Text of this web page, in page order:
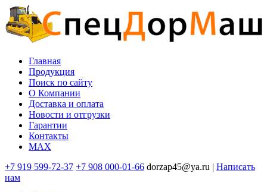
Перейти
к
основному
содержанию
Основная
навигация
Главная
Продукция
Поиск по сайту
O Компании
Доставка и оплата
Новости и отгрузки
Гарантии
Контакты
MAX
+7 919 599-72-37 +7 908 000-01-66 dorzap45@ya.ru | Написать
нам